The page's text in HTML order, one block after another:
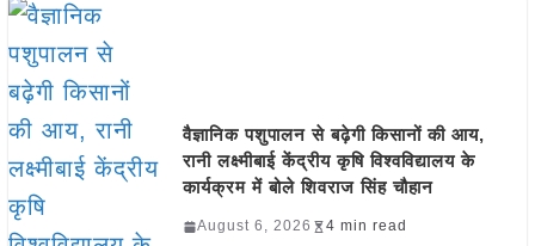
वैज्ञानिक पशुपालन से बढ़ेगी किसानों की आय,
रानी लक्ष्मीबाई केंद्रीय कृषि विश्वविद्यालय के
कार्यक्रम में बोले शिवराज सिंह चौहान
August 6, 2026 4 min read